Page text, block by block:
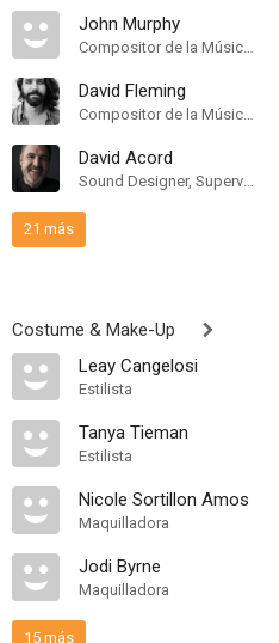
John Murphy
Compositor de la Música Original
David Fleming
Compositor de la Música Original
David Acord
Sound Designer, Supervising Sound Editor
21 más
Costume & Make-Up
Leay Cangelosi
Estilista
Tanya Tieman
Estilista
Nicole Sortillon Amos
Maquilladora
Jodi Byrne
Maquilladora
15 más